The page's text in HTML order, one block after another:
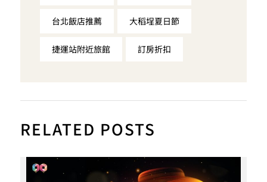
台北飯店推薦 大稻埕夏日節
捷運站附近旅館 訂房折扣
RELATED POSTS